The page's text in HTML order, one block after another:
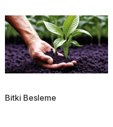
Bitki Besleme